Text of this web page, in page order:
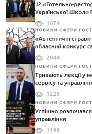
J2 «Готельно-
Української Школи
1674
НОВИНИ СФЕРИ
«Автентичні
обласний конкурс
2044
НОВИНИ СФЕРИ
Тривають лекції у
сервісу та
1228
НОВИНИ СФЕРИ
Успішно
управління
1198